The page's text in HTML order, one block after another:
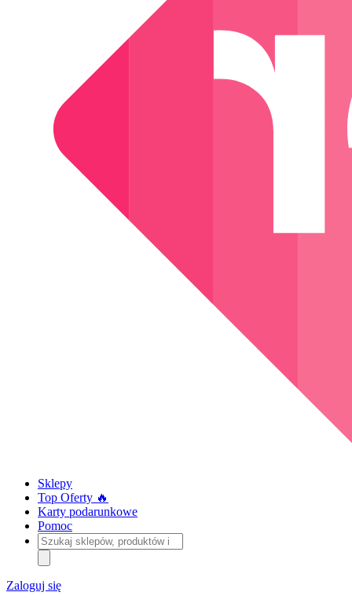
Sklepy
Top Oferty 🔥
Karty podarunkowe
Pomoc
Szukaj
sklepów,
produktów
i
kategorii
Zaloguj się